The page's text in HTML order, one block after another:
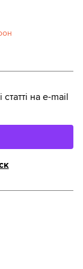
пише
на e-mail